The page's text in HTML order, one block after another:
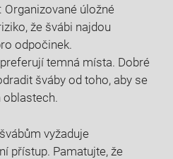
: Organizované ⁤úložné
že švábi⁤ najdou
odpočinek.
⁣temná ⁢místa. Dobré
šváby‌ od toho, aby se
oblastech.
vyžaduje
přístup. Pamatujte, ​že